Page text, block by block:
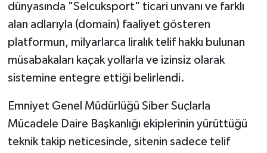
dünyasında "Selcuksport" ticari unvanı ve farklı
alan adlarıyla (domain) faaliyet gösteren
platformun, milyarlarca liralık telif hakkı bulunan
müsabakaları kaçak yollarla ve izinsiz olarak
sistemine entegre ettiği belirlendi.
Emniyet Genel Müdürlüğü Siber Suçlarla
Mücadele Daire Başkanlığı ekiplerinin yürüttüğü
teknik takip neticesinde, sitenin sadece telif